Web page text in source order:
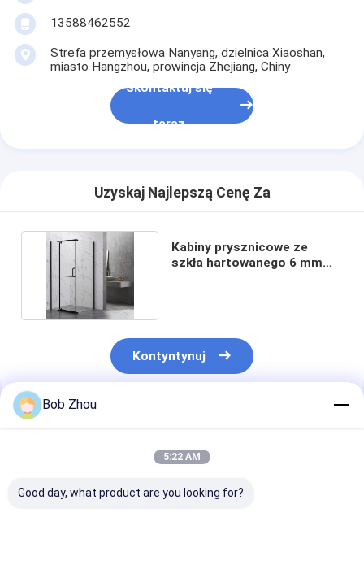
13588462552
Strefa przemysłowa Nanyang, dzielnica Xiaoshan,
miasto Hangzhou, prowincja Zhejiang, Chiny
Skontaktuj się
teraz
Uzyskaj Najlepszą Cenę Za
Kabiny prysznicowe ze
szkła hartowanego 6 mm
Kontyntynuj
Polecane Produkty
Bob Zhou
5:22 AM
Good day, what product are you looking for?